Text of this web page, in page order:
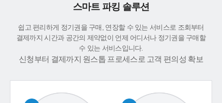
스마트 파킹 솔루션
쉽고 편리하게 정기권을 구매, 연장할 수 있는 서비스로 조회부터
결제까지 시간과 공간의 제약없이 언제 어디서나 정기권을 구매할
수 있는 서비스입니다.
신청부터 결제까지 원스톱 프로세스로 고객 편의성 확보